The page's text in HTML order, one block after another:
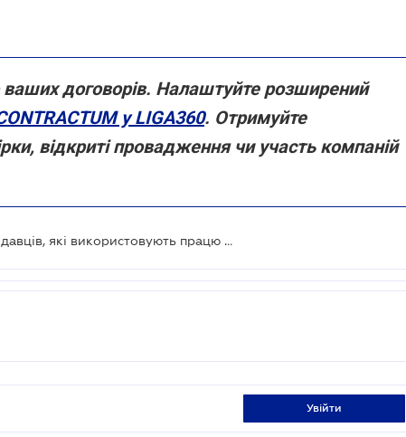
договорів. Налаштуйте розширений
у LIGA360. Отримуйте
відкриті провадження чи участь компаній
Держпраці перевірить роботодавців, які використовують працю іноземців - Кабмін
увійти